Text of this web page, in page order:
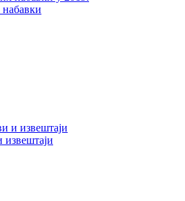
и извештаји